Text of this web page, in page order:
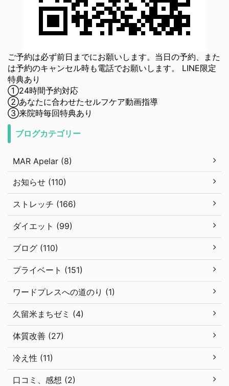
ご予約は必ず前日までにお願いします。当日の予約、また
は予約のキャンセル時も電話でお願いします。 LINE限定
特典あり
①24時間予約対応
②あなたに合わせたセルフケア動画指導
③来院時毎回特典あり
ブログカテゴリー
MAR Apelar (8)
お知らせ (110)
ストレッチ (166)
ダイエット (99)
ブログ (110)
プライベート (151)
ワードプレスへの道のり (1)
久留米まちゼミ (4)
体質改善 (27)
冷え性 (11)
口コミ、感想 (2)